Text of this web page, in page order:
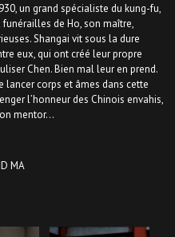
un grand spécialiste du kung-fu,
de Ho, son maître,
Shangai vit sous la dure
eux, qui ont créé leur propre
Chen. Bien mal leur en prend.
lancer corps et âmes dans cette
l’honneur des Chinois envahis,
mentor…
MA